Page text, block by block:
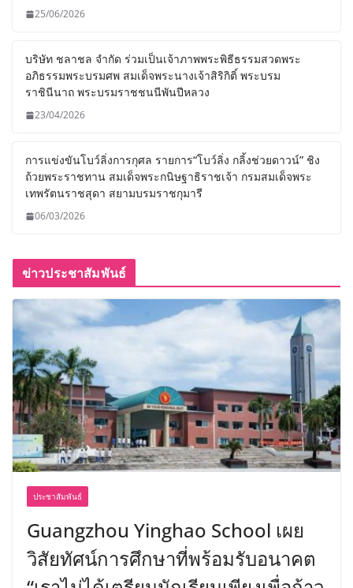
25/06/2026
บริษัท ชลาชล จำกัด ร่วมเป็นเจ้าภาพพระพิธีธรรมสวดพระ
อภิธรรมพระบรมศพ สมเด็จพระนางเจ้าสิริกิติ์ พระบรม
ราชินีนาถ พระบรมราชชนนีพันปีหลวง
23/04/2026
การแข่งขันโบว์ลิ่งการกุศล รายการ“โบว์ลิ่ง กลิ้งช่วยดาวน์” ชิง
ถ้วยพระราชทาน สมเด็จพระกนิษฐาธิราชเจ้า กรมสมเด็จพระ
เทพรัตนราชสุดา สยามบรมราชกุมารี
06/03/2026
ข่าวประชาสัมพันธ์
ประชาสัมพันธ์
Guangzhou Yinghao School เผย
วิสัยทัศน์การศึกษาที่พร้อมรับอนาคต